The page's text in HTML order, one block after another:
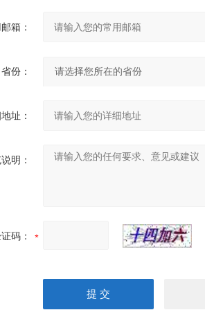
箱：
省份：
址：
明：
码：